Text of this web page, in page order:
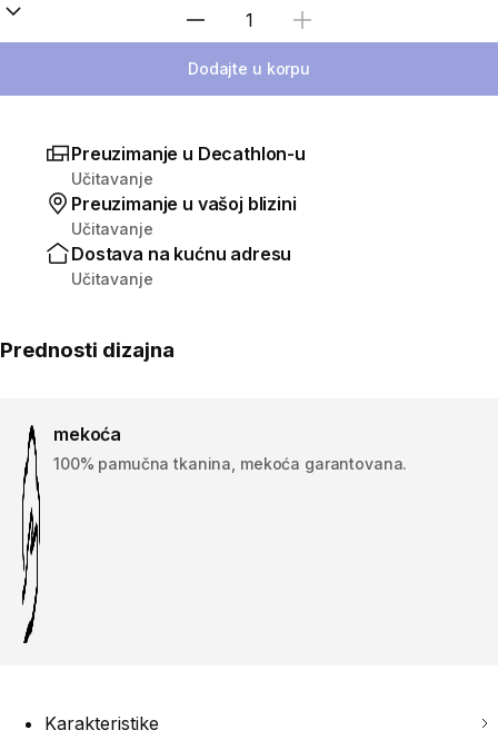
Izaberi količinu
Dodajte u korpu
Preuzimanje u Decathlon-u
Učitavanje
Preuzimanje u vašoj blizini
Učitavanje
Dostava na kućnu adresu
Učitavanje
Prednosti dizajna
mekoća
100% pamučna tkanina, mekoća garantovana.
Karakteristike